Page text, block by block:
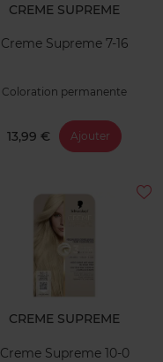
CREME SUPREME
Creme Supreme 7-16
Coloration permanente
13,99 € Ajouter
CREME SUPREME
Creme Supreme 10-0